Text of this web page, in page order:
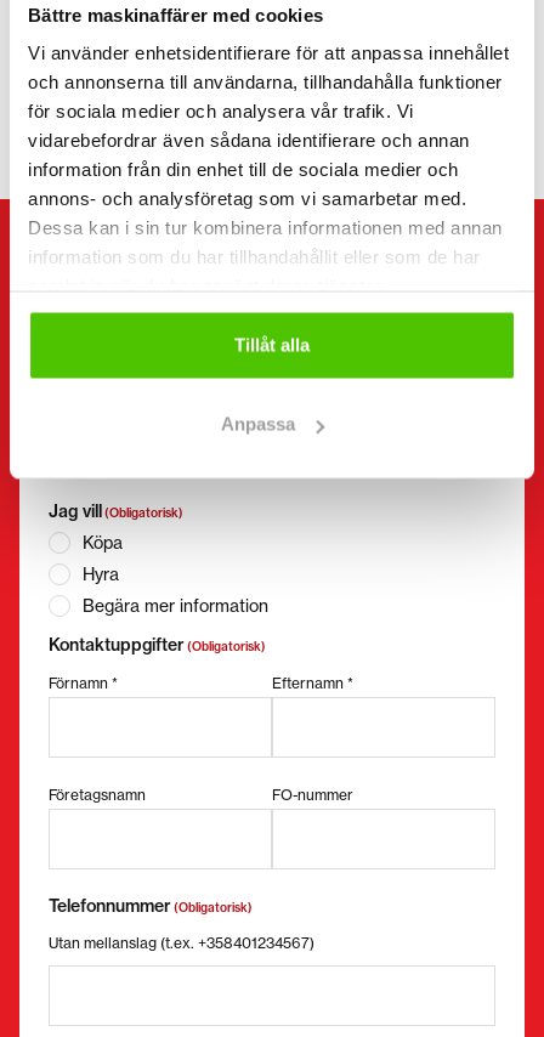
Bättre maskinaffärer med cookies
Vi använder enhetsidentifierare för att anpassa innehållet
och annonserna till användarna, tillhandahålla funktioner
för sociala medier och analysera vår trafik. Vi
vidarebefordrar även sådana identifierare och annan
information från din enhet till de sociala medier och
annons- och analysföretag som vi samarbetar med.
Dessa kan i sin tur kombinera informationen med annan
information som du har tillhandahållit eller som de har
Tillåt alla
Anpassa
PRIS
KONTAKTA SÄLJAREN
Du kan även kontakta en enskild säljare direkt.
Jag vill(Obligatorisk)
Köpa
Hyra
Begära mer information
Kontaktuppgifter(Obligatorisk)
Förnamn * Efternamn *
Företagsnamn FO-nummer
Telefonnummer(Obligatorisk)
Utan mellanslag (t.ex. +358401234567)